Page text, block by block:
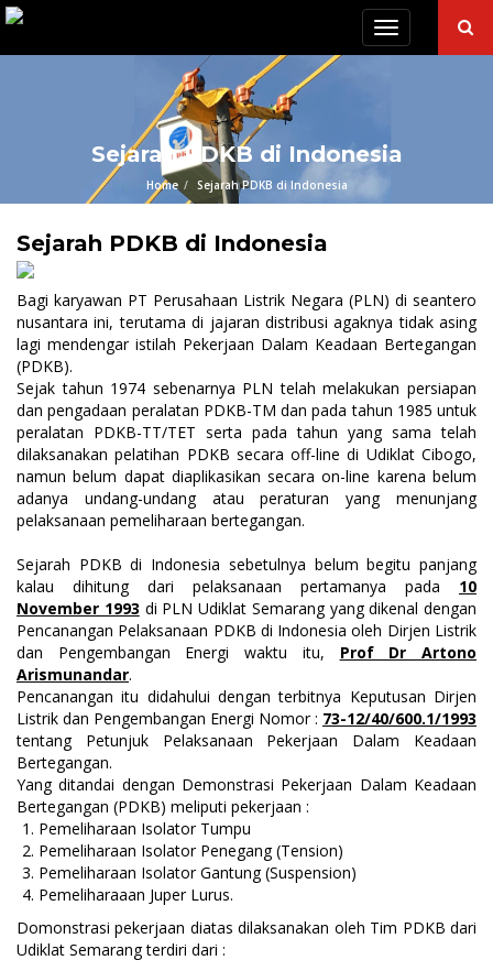
Toggle
navigation
Sejarah PDKB di Indonesia
Home Sejarah PDKB di Indonesia
Sejarah PDKB di Indonesia
Bagi karyawan PT Perusahaan Listrik Negara (PLN) di seantero
nusantara ini, terutama di jajaran distribusi agaknya tidak asing
lagi mendengar istilah Pekerjaan Dalam Keadaan Bertegangan
(PDKB).
Sejak tahun 1974 sebenarnya PLN telah melakukan persiapan
dan pengadaan peralatan PDKB-TM dan pada tahun 1985 untuk
peralatan PDKB-TT/TET serta pada tahun yang sama telah
dilaksanakan pelatihan PDKB secara off-line di Udiklat Cibogo,
namun belum dapat diaplikasikan secara on-line karena belum
adanya undang-undang atau peraturan yang menunjang
pelaksanaan pemeliharaan bertegangan.
Sejarah PDKB di Indonesia sebetulnya belum begitu panjang
kalau dihitung dari pelaksanaan pertamanya pada 10
November 1993 di PLN Udiklat Semarang yang dikenal dengan
Pencanangan Pelaksanaan PDKB di Indonesia oleh Dirjen Listrik
dan Pengembangan Energi waktu itu, Prof Dr Artono
Arismunandar.
Pencanangan itu didahului dengan terbitnya Keputusan Dirjen
Listrik dan Pengembangan Energi Nomor : 73-12/40/600.1/1993
tentang Petunjuk Pelaksanaan Pekerjaan Dalam Keadaan
Bertegangan.
Yang ditandai dengan Demonstrasi Pekerjaan Dalam Keadaan
Bertegangan (PDKB) meliputi pekerjaan :
Pemeliharaan Isolator Tumpu
Pemeliharaan Isolator Penegang (Tension)
Pemeliharaan Isolator Gantung (Suspension)
Pemeliharaaan Juper Lurus.
Domonstrasi pekerjaan diatas dilaksanakan oleh Tim PDKB dari
Udiklat Semarang terdiri dari :